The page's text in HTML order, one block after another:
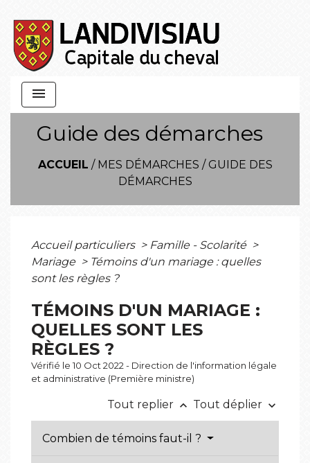
menu
Guide des démarches
ACCUEIL / MES DÉMARCHES / GUIDE DES
DÉMARCHES
Accueil particuliers > Famille - Scolarité >
Mariage > Témoins d'un mariage : quelles
sont les règles ?
TÉMOINS D'UN MARIAGE :
QUELLES SONT LES
RÈGLES ?
Vérifié le 10 Oct 2022 - Direction de l'information légale
et administrative (Première ministre)
Tout replier keyboard_arrow_up Tout déplier keyboard_arrow_down
Combien de témoins faut-il ?